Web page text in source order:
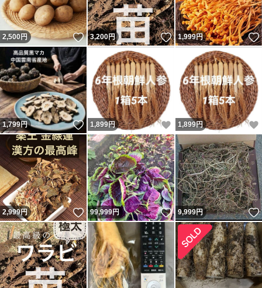
2,500円 いいね！
3,200円 いいね！
1,999円
1,799円 いいね！
1,899円 いいね！
1,899円
2,999円 いいね！
99,999円 いいね！
9,999円